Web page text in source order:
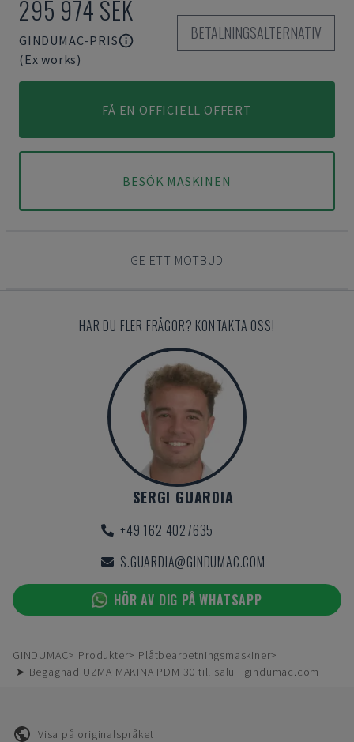
295 974 SEK
GINDUMAC-PRIS
(Ex works)
BETALNINGSALTERNATIV
FÅ EN OFFICIELL OFFERT
BESÖK MASKINEN
GE ETT MOTBUD
HAR DU FLER FRÅGOR? KONTAKTA OSS!
SERGI GUARDIA
+49 162 4027635
S.GUARDIA@GINDUMAC.COM
HÖR AV DIG PÅ WHATSAPP
GINDUMAC Produkter
Plåtbearbetningsmaskiner
➤ Begagnad UZMA MAKINA PDM 30 till salu | gindumac.com
Visa på originalspråket